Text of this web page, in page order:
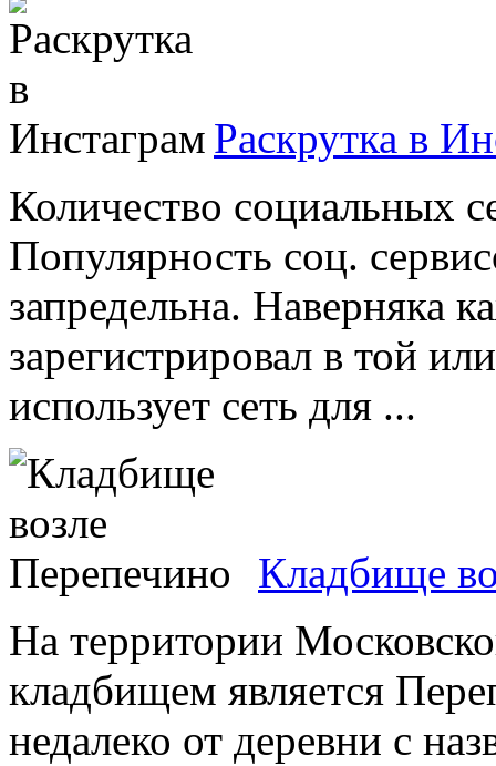
Раскрутка в
Количество социальных
Популярность соц.
запредельна. Наверняка
зарегистрировал в той
использует сеть для ...
Кладбище
На территории
кладбищем является
недалеко от деревни с